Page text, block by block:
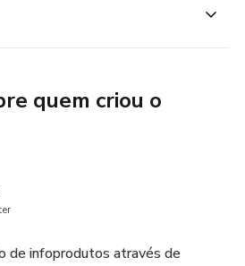
quem criou o
de infoprodutos através de